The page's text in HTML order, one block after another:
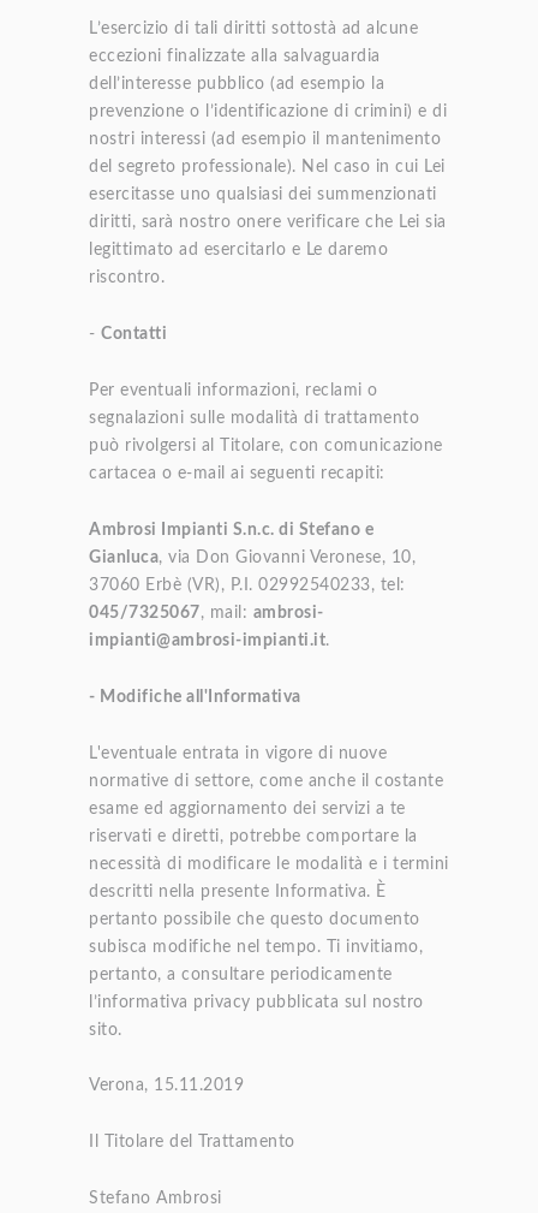
L’esercizio di tali diritti sottostà ad alcune
eccezioni finalizzate alla salvaguardia
dell’interesse pubblico (ad esempio la
prevenzione o l’identificazione di crimini) e di
nostri interessi (ad esempio il mantenimento
del segreto professionale). Nel caso in cui Lei
esercitasse uno qualsiasi dei summenzionati
diritti, sarà nostro onere verificare che Lei sia
legittimato ad esercitarlo e Le daremo
riscontro.
- Contatti
Per eventuali informazioni, reclami o
segnalazioni sulle modalità di trattamento
può rivolgersi al Titolare, con comunicazione
cartacea o e-mail ai seguenti recapiti:
Ambrosi Impianti S.n.c. di Stefano e
Gianluca, via Don Giovanni Veronese, 10,
37060 Erbè (VR), P.I. 02992540233, tel:
045/7325067, mail: ambrosi-
impianti@ambrosi-impianti.it.
- Modifiche all'Informativa
L'eventuale entrata in vigore di nuove
normative di settore, come anche il costante
esame ed aggiornamento dei servizi a te
riservati e diretti, potrebbe comportare la
necessità di modificare le modalità e i termini
descritti nella presente Informativa. È
pertanto possibile che questo documento
subisca modifiche nel tempo. Ti invitiamo,
pertanto, a consultare periodicamente
l’informativa privacy pubblicata sul nostro
sito.
Verona, 15.11.2019
Il Titolare del Trattamento
Stefano Ambrosi